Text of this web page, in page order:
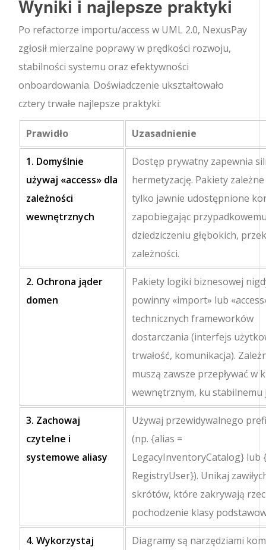
Wyniki i najlepsze praktyki
Po refactorze importu/access w UML 2.0, NexusPay
zgłosił mierzalne poprawy w prędkości rozwoju,
stabilności systemu oraz efektywności
onboardowania. Doświadczenie ukształtowało
cztery trwałe najlepsze praktyki:
Prawidło Uzasadnienie
1. Domyślnie
używaj «access» dla
zależności
wewnętrznych
Dostęp prywatny zapewnia
hermetyzację. Pakiety
tylko jawnie udostępnione
zapobiegając
dziedziczeniu głębokich,
zależności.
2. Ochrona jąder
domen
Pakiety logiki biznesowej
powinny «import» lub
technicznych frameworków
dostarczania (interfejs
trwałość, komunikacja).
muszą zawsze przepływać w
wewnętrznym, ku stabilnemu
3. Zachowaj
czytelne i
systemowe aliasy
Używaj przewidywalnego
(np.{alias =
LegacyInventoryCatalog} lub
RegistryUser}). Unikaj
skrótów, które zakrywają
pochodzenie klasy
4. Wykorzystaj Diagramy są narzędziami